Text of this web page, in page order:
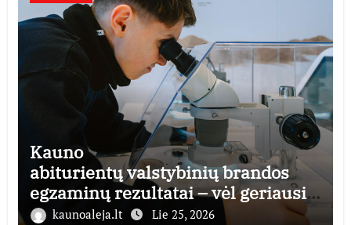
Kauno
abiturientų valstybinių brandos
egzaminų rezultatai – vėl geriausi
šalyjekaunoaleja.lt Lie 25, 2026